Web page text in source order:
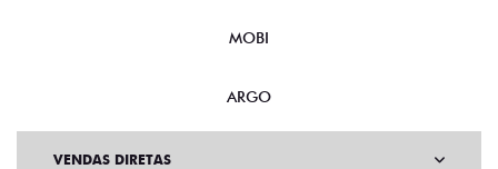
MOBI
ARGO
VENDAS DIRETAS